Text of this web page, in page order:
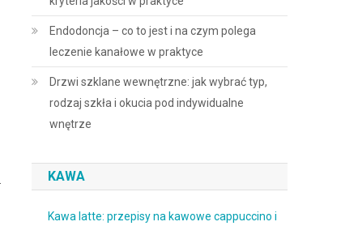
Endodoncja – co to jest i na czym polega
leczenie kanałowe w praktyce
Drzwi szklane wewnętrzne: jak wybrać typ,
rodzaj szkła i okucia pod indywidualne
wnętrze
KAWA
Kawa latte: przepisy na kawowe cappuccino i